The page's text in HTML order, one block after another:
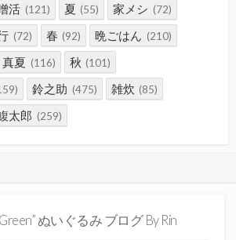
活 (121) 夏 (55) 家メシ (72)
(72) 春 (92) 晩ごはん (210)
真夏 (116) 秋 (101)
鈴之助 (475) 雑炊 (85)
太郎 (259)
ぬいぐるみ ブログ By Rin